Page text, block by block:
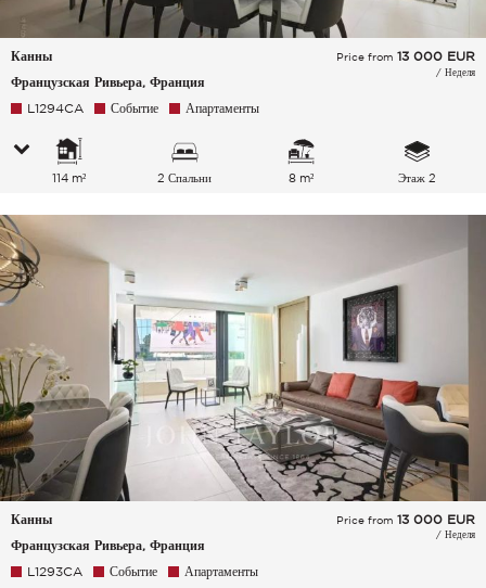
Канны
Французская Ривьера, Франция
Price from 13 000 EUR
/ Неделя
L1294CA Событие Апартаменты
114 m² 2 Спальни 8 m² Этаж 2
Канны
Французская Ривьера, Франция
Price from 13 000 EUR
/ Неделя
L1293CA Событие Апартаменты